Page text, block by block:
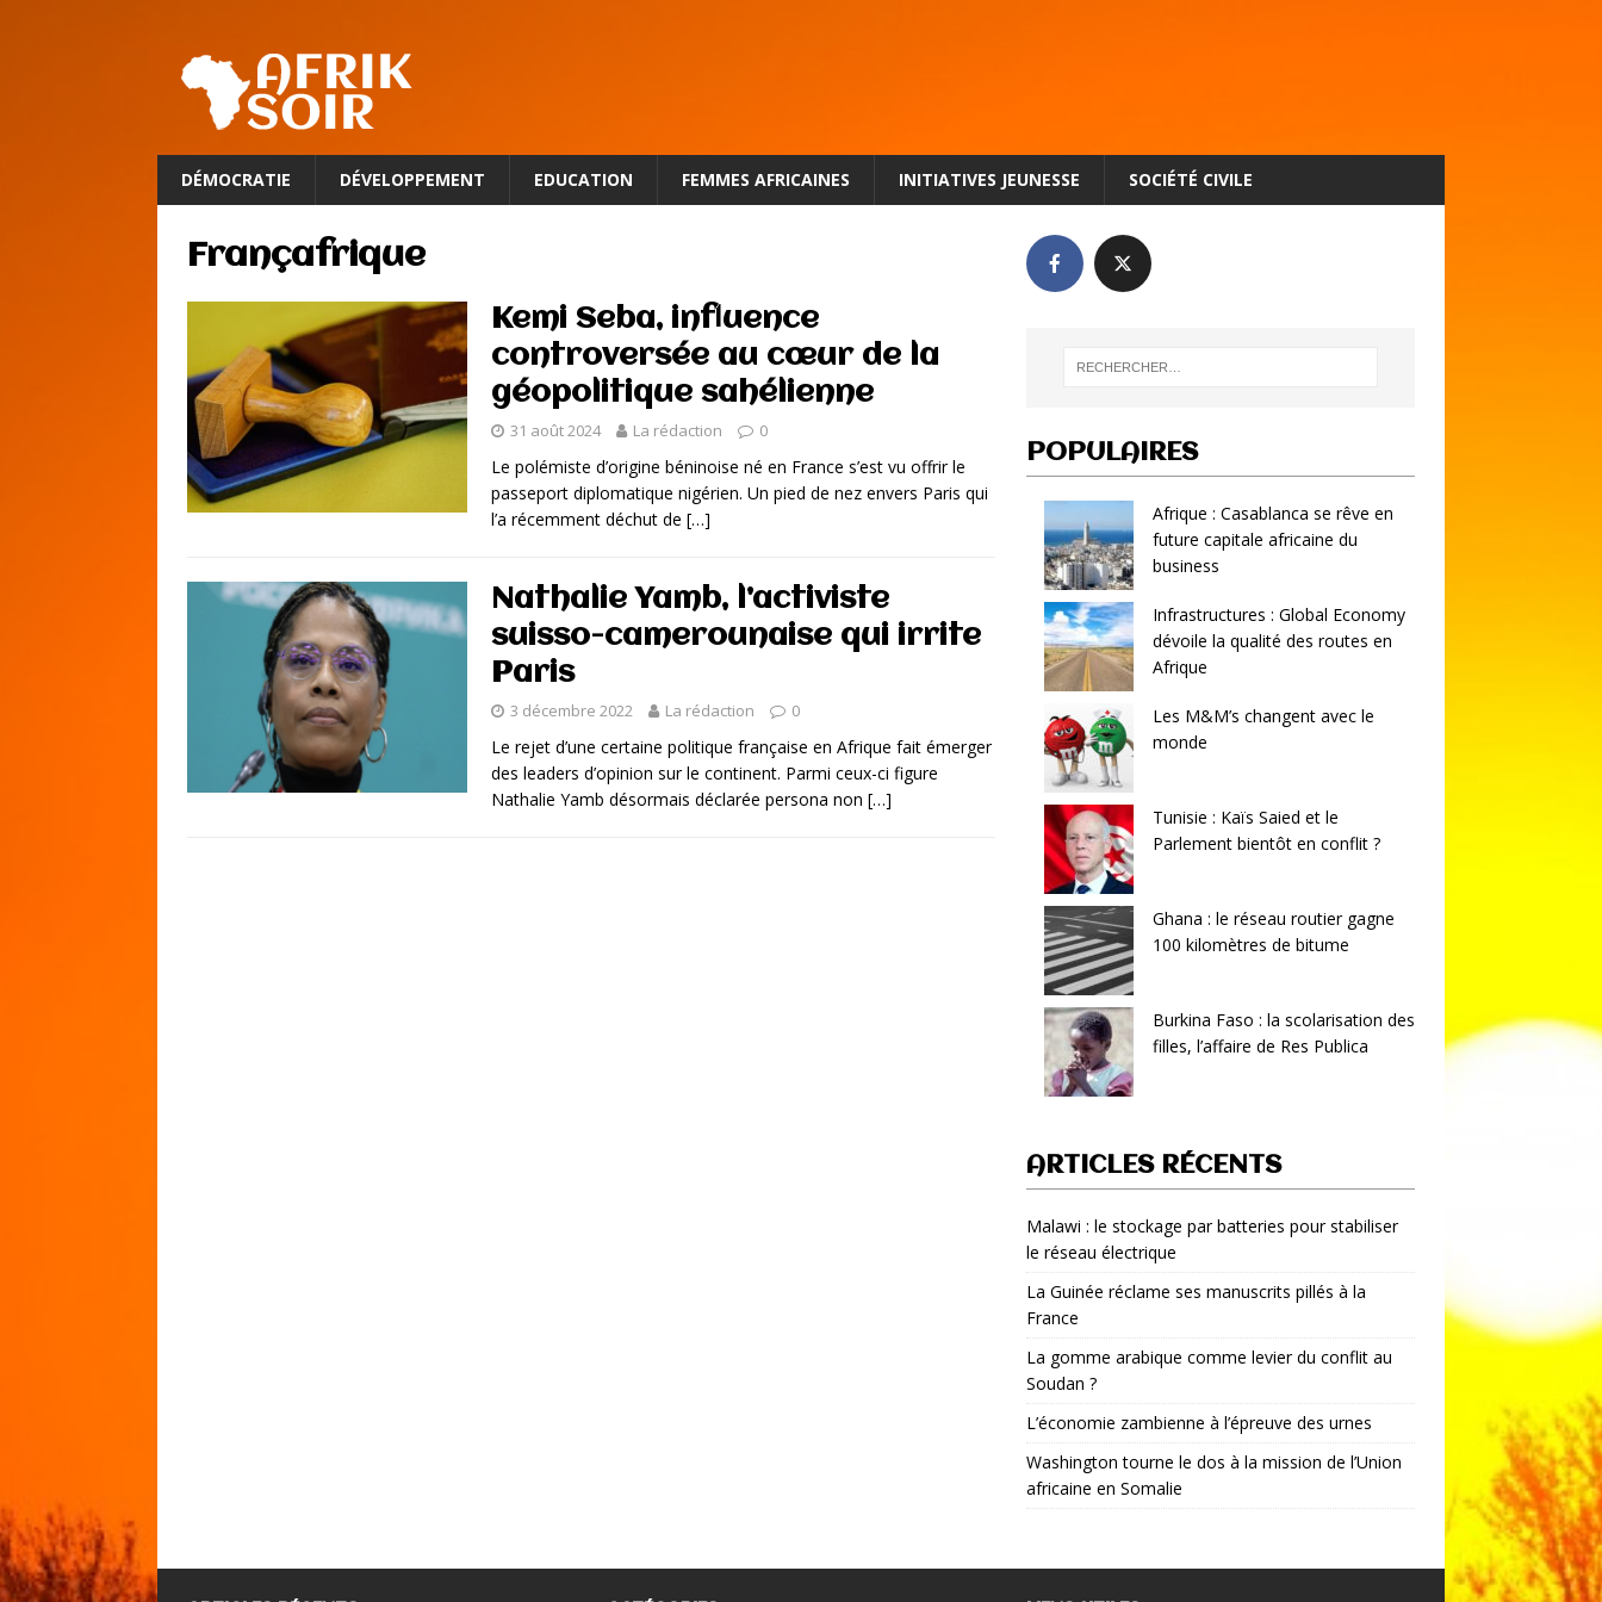
DÉMOCRATIE DÉVELOPPEMENT EDUCATION FEMMES AFRICAINES INITIATIVES JEUNESSE SOCIÉTÉ CIVILE
Françafrique
Kemi Seba, influence
controversée au cœur de la
géopolitique sahélienne
31 août 2024 La rédaction 0
Le polémiste d’origine béninoise né en France s’est vu offrir le
passeport diplomatique nigérien. Un pied de nez envers Paris qui
l’a récemment déchut de […]
Nathalie Yamb, l’activiste
suisso-camerounaise qui irrite
Paris
3 décembre 2022 La rédaction 0
Le rejet d’une certaine politique française en Afrique fait émerger
des leaders d’opinion sur le continent. Parmi ceux-ci figure
Nathalie Yamb désormais déclarée persona non […]
POPULAIRES
Afrique : Casablanca se rêve en
future capitale africaine du
business
Infrastructures : Global Economy
dévoile la qualité des routes en
Afrique
Les M&M’s changent avec le
monde
Tunisie : Kaïs Saied et le
Parlement bientôt en conflit ?
Ghana : le réseau routier gagne
100 kilomètres de bitume
Burkina Faso : la scolarisation des
filles, l’affaire de Res Publica
ARTICLES RÉCENTS
Malawi : le stockage par batteries pour stabiliser
le réseau électrique
La Guinée réclame ses manuscrits pillés à la
France
La gomme arabique comme levier du conflit au
Soudan ?
L’économie zambienne à l’épreuve des urnes
Washington tourne le dos à la mission de l’Union
africaine en Somalie